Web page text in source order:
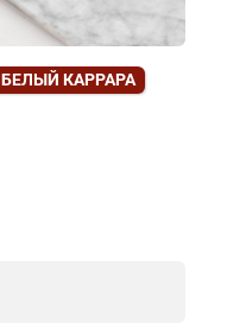
БЕЛЫЙ КАРРАРА